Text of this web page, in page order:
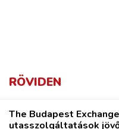
RÖVIDEN
The Budapest
utasszolgáltatások